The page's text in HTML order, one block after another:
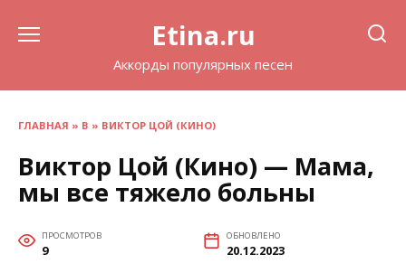
Etina.ru
Аккорды популярных песен
ГЛАВНАЯ » В » ВИКТОР ЦОЙ (КИНО)
Виктор Цой (Кино) — Мама,
мы все тяжело больны
ПРОСМОТРОВ
9
ОБНОВЛЕНО
20.12.2023